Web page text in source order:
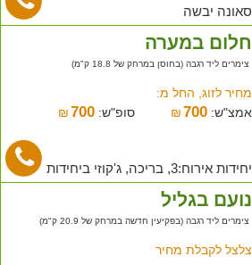
סאונה יבשה
חלום במערה
צימרים ליד רגבה (בחוסן במרחק של 18.8 ק"מ)
מחיר לזוג, החל מ:
אמצ"ש:
₪700 סופ"ש: ₪ 700
יחידות אירוח:3, בריכה, ג'קוזי ביחידות
נועם בגליל
צימרים ליד רגבה (בפקיעין חדשה במרחק של 20.9 ק"מ)
צלצל לקבלת מחיר